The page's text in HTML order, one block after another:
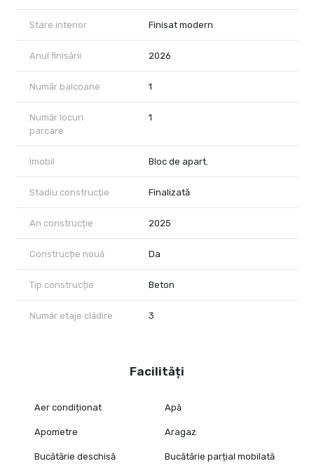
Stare interior Finisat modern
Anul finisării 2026
Număr balcoane 1
Număr locuri
parcare
1
Imobil Bloc de apart.
Stadiu construcție Finalizată
An construcție 2025
Construcție nouă Da
Tip construcție Beton
Număr etaje clădire 3
Facilități
Aer condiționat Apă
Apometre Aragaz
Bucătărie deschisă Bucătărie parțial mobilată